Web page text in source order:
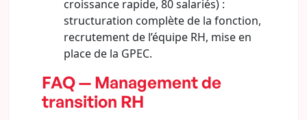
croissance rapide, 80 salariés) :
structuration complète de la fonction,
recrutement de l’équipe RH, mise en
place de la GPEC.
FAQ — Management de
transition RH